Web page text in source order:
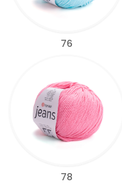
76
78